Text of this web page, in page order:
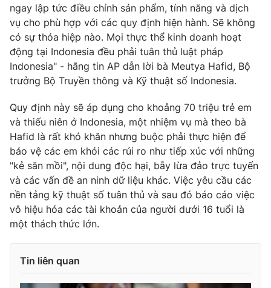
Liên hệ tòa soạn English
THỜI BÁO VTV
Theo dõi báo trên
Cơ quan chủ quản: Đài Truyền hình Việt Nam
Cơ quan báo chí:Thời báo VTV
Giấy phép hoạt động báo in và báo điện tử số 483/GP-BTTTT
cấp ngày 29/12/2023
Tổng Biên tập:
Vũ Thanh Thủy
Nguyễn Trọng Ninh
ngay lập tức điều chỉnh sản phẩm, tính năng và dịch
vụ cho phù hợp với các quy định hiện hành. Sẽ không
có sự thỏa hiệp nào. Mọi thực thể kinh doanh hoạt
động tại Indonesia đều phải tuân thủ luật pháp
Indonesia" - hãng tin AP dẫn lời bà Meutya Hafid, Bộ
trưởng Bộ Truyền thông và Kỹ thuật số Indonesia.
Quy định này sẽ áp dụng cho khoảng 70 triệu trẻ em
và thiếu niên ở Indonesia, một nhiệm vụ mà theo bà
Hafid là rất khó khăn nhưng buộc phải thực hiện để
bảo vệ các em khỏi các rủi ro như tiếp xúc với những
"kẻ săn mồi", nội dung độc hại, bẫy lừa đảo trực tuyến
và các vấn đề an ninh dữ liệu khác. Việc yêu cầu các
nền tảng kỹ thuật số tuân thủ và sau đó báo cáo việc
vô hiệu hóa các tài khoản của người dưới 16 tuổi là
một thách thức lớn.
Tin liên quan